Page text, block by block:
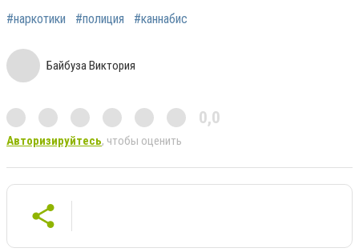
#наркотики #полиция #каннабис
Байбуза Виктория
0,0
Авторизируйтесь, чтобы оценить